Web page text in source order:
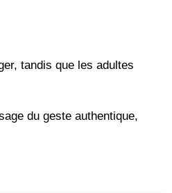
tandis que les adultes
du geste authentique,